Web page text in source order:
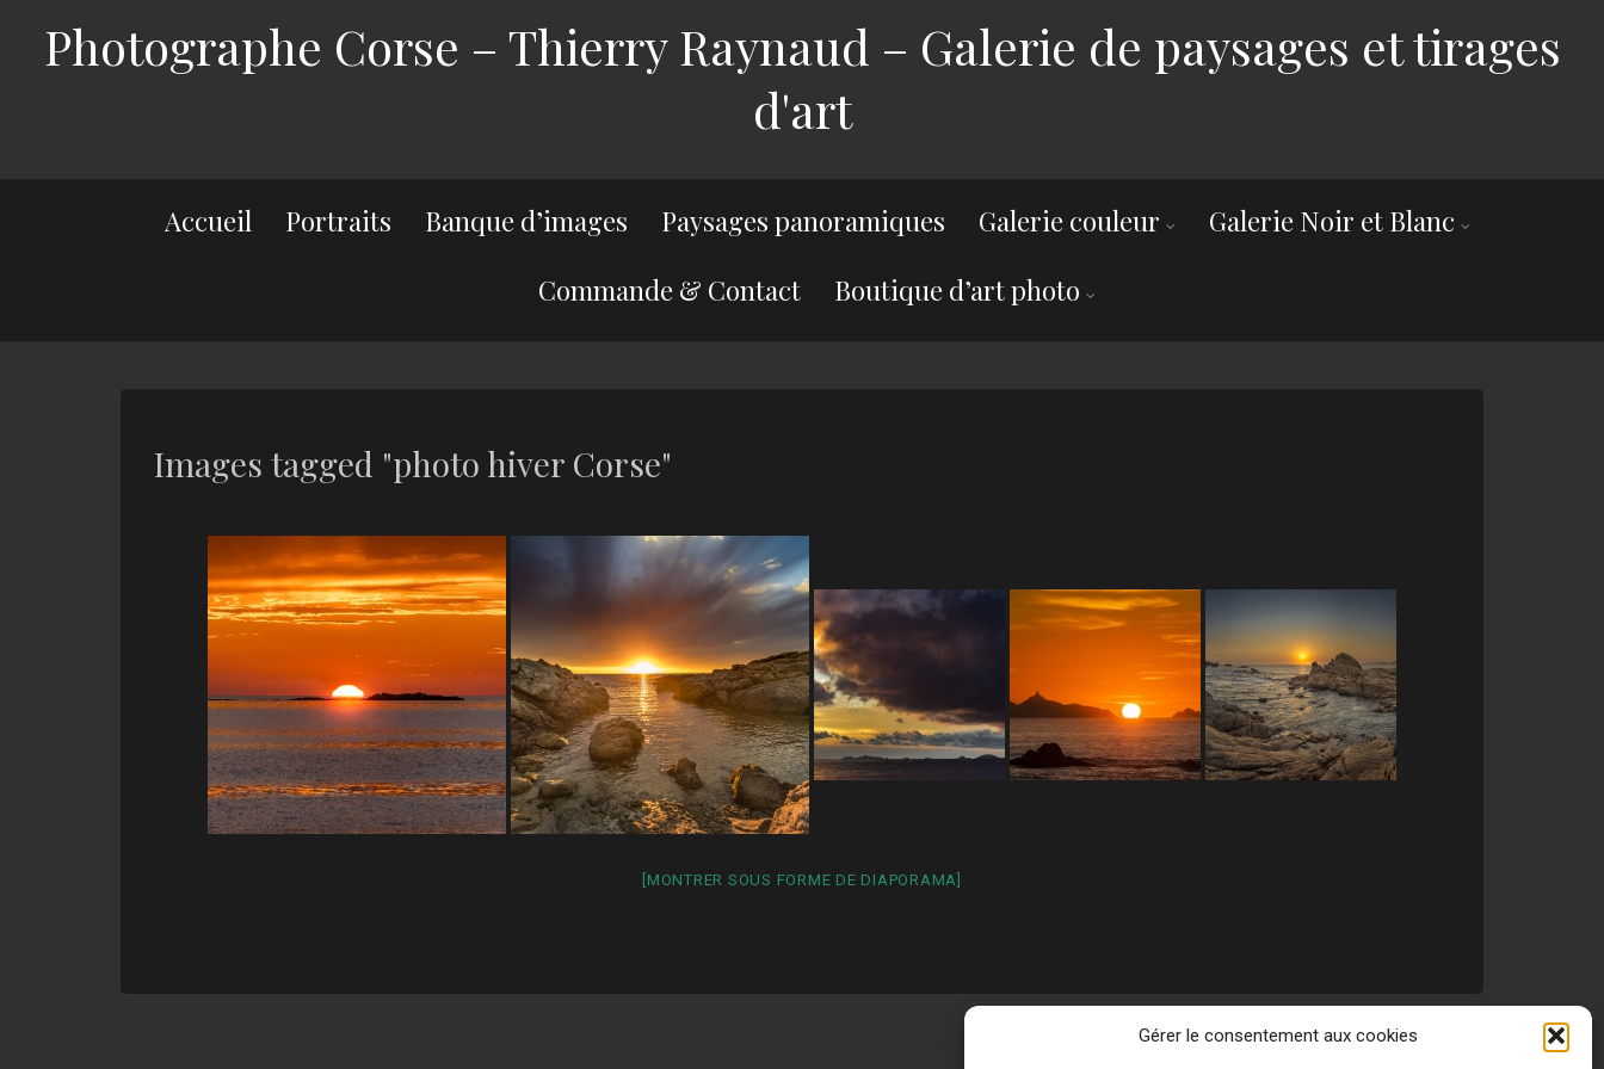
Gérer le consentement aux cookies
Photographe Corse – Thierry Raynaud – Galerie de paysages et tirages
d'art
Accueil Portraits Banque d’images Paysages panoramiques Galerie couleur
Galerie Noir et Blanc
Commande & Contact
Boutique d’art photo
Images tagged "photo hiver Corse"
[MONTRER SOUS FORME DE DIAPORAMA]